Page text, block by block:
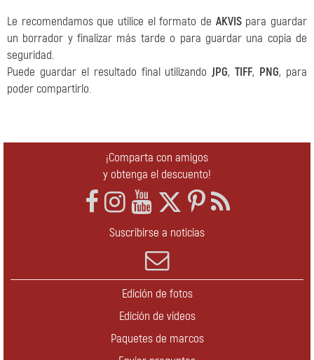
Le recomendamos que utilice el formato de AKVISpara guardar
un borrador y finalizar más tarde o para guardar una copia de
seguridad.
Puede guardar el resultado final utilizando JPG,TIFF, PNG, para
poder compartirlo.
¡Comparta con amigos
y obtenga el descuento!
Suscribirse a noticias
Edición de fotos
Edición de vídeos
Paquetes de marcos